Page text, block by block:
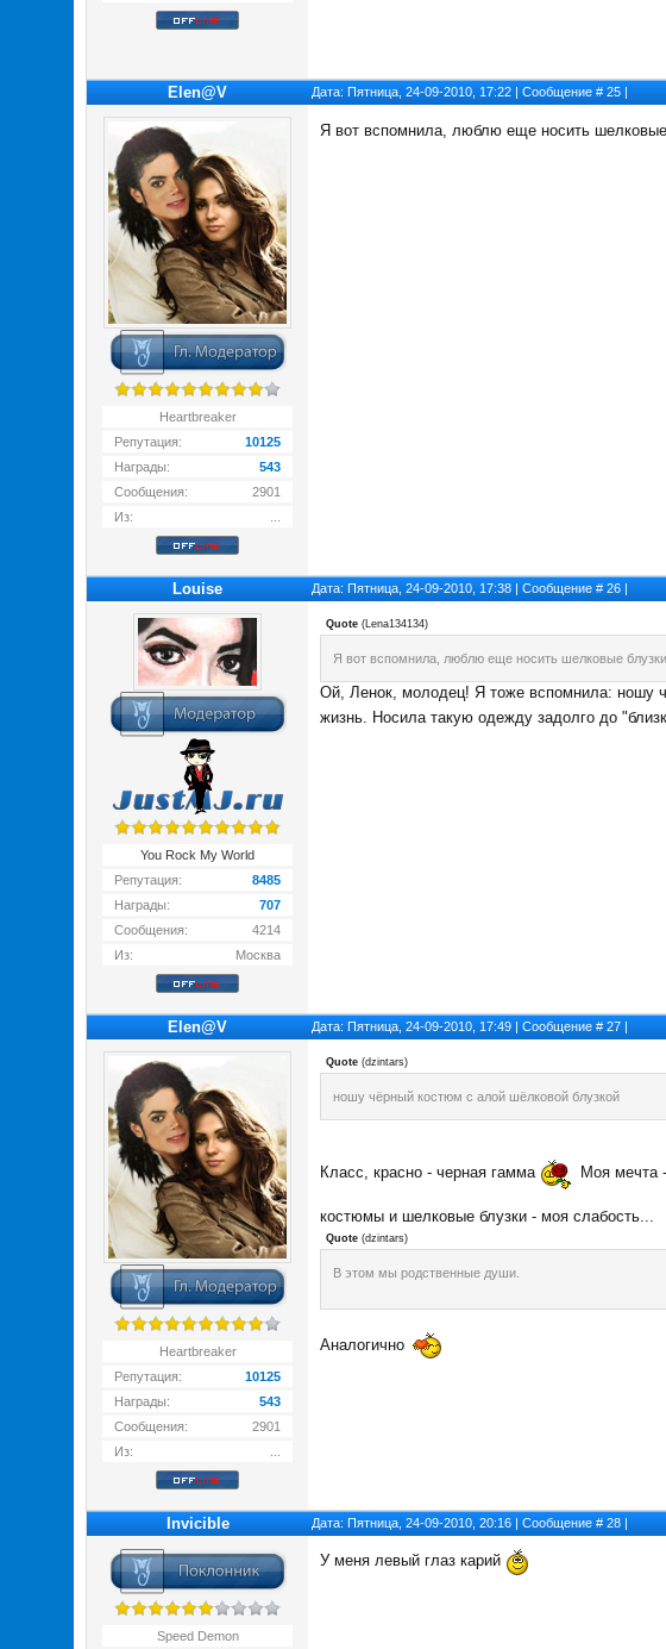
Elen@V Дата: Пятница, 24-09-2010, 17:22 | Сообщение # 25 |
Heartbreaker
Репутация:
10125
Награды:
543
Сообщения:
2901
Из:
Я вот вспомнила, люблю еще носить шелковые
Louise Дата: Пятница, 24-09-2010, 17:38 | Сообщение # 26 |
You Rock My World
Репутация:
8485
Награды:
707
Сообщения:
4214
Из:
Москва
Quote (Lena134134)
Я вот вспомнила, люблю еще носить шелковые
Ой, Ленок, молодец! Я тоже вспомнила: ношу
жизнь. Носила такую одежду задолго до
Elen@V Дата: Пятница, 24-09-2010, 17:49 | Сообщение # 27 |
Heartbreaker
Репутация:
10125
Награды:
543
Сообщения:
2901
Из:
Quote (dzintars)
ношу чёрный костюм с алой шёлковой блузкой
Класс, красно - черная гамма Моя мечта
костюмы и шелковые блузки - моя слабость...
Quote (dzintars)
В этом мы родственные души.
Аналогично
Invicible Дата: Пятница, 24-09-2010, 20:16 | Сообщение # 28 |
Speed Demon
У меня левый глаз карий